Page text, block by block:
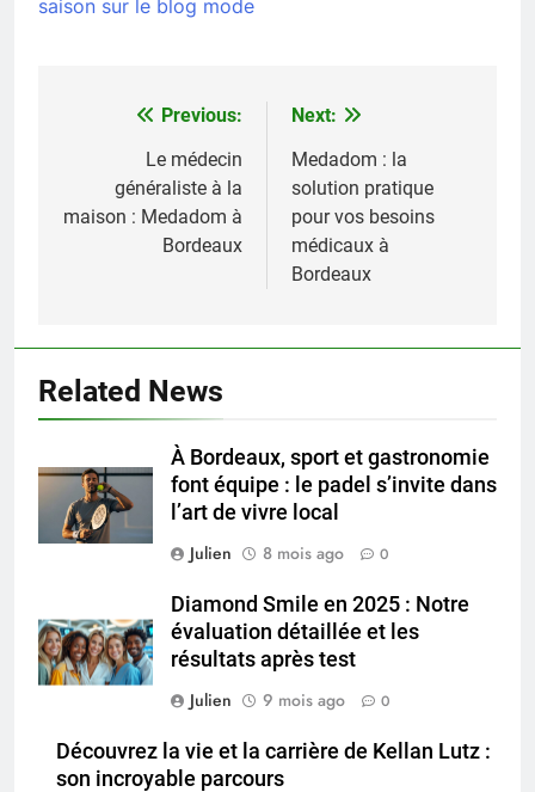
saison sur le blog mode
Navigation
l’article
Previous:
Le médecin
généraliste à la
maison : Medadom à
Bordeaux
Next:
Medadom : la
solution pratique
pour vos besoins
médicaux à
Bordeaux
Related News
À Bordeaux, sport et gastronomie
font équipe : le padel s’invite dans
l’art de vivre local
Julien
8 mois ago 0
Diamond Smile en 2025 : Notre
évaluation détaillée et les
résultats après test
Julien
9 mois ago 0
Découvrez la vie et la carrière de Kellan Lutz :
son incroyable parcours